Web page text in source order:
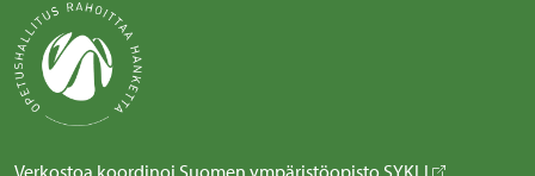
Verkostoa koordinoi Suomen ympäristöopisto SYKLI